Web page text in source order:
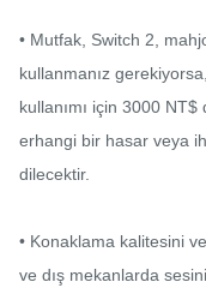
• Mutfak, Switch 2,
kullanmanız
kullanımı için 3000
erhangi bir hasar veya
dilecektir.
• Konaklama kalitesini
ve dış mekanlarda